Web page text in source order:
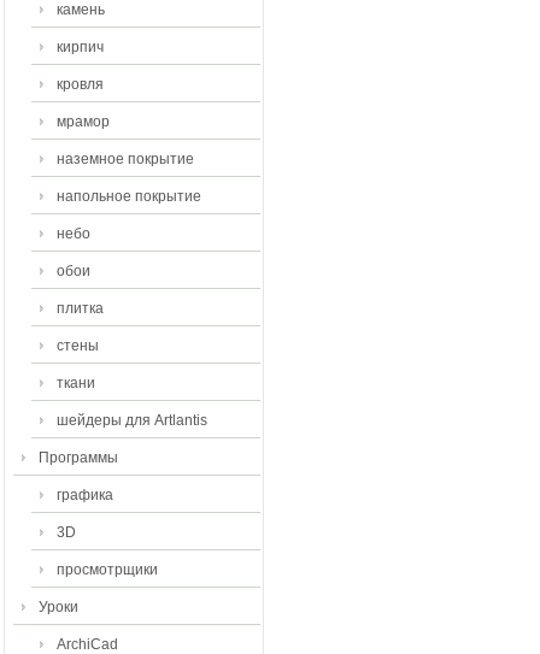
камень
кирпич
кровля
мрамор
наземное покрытие
напольное покрытие
небо
обои
плитка
стены
ткани
шейдеры для Artlantis
Программы
графика
3D
просмотрщики
Уроки
ArchiCad